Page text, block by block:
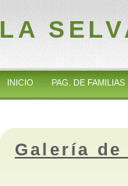
LA
INICIO PAG. DE FAMILIAS
Galería de